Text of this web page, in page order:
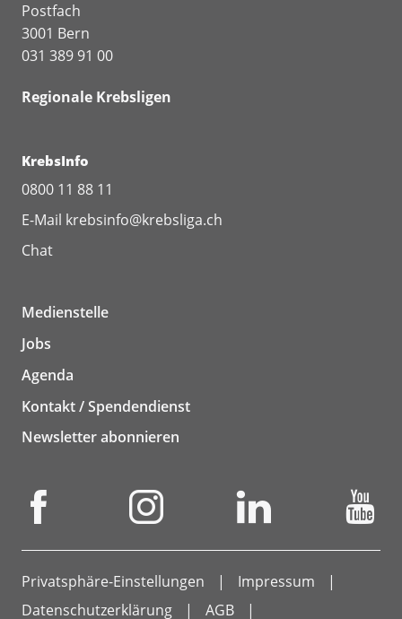
Postfach
3001 Bern
031 389 91 00
Regionale Krebsligen
KrebsInfo
0800 11 88 11
E-Mail krebsinfo@krebsliga.ch
Chat
Medienstelle
Jobs
Agenda
Kontakt / Spendendienst
Newsletter abonnieren
Privatsphäre-Einstellungen
Impressum
Datenschutzerklärung
AGB